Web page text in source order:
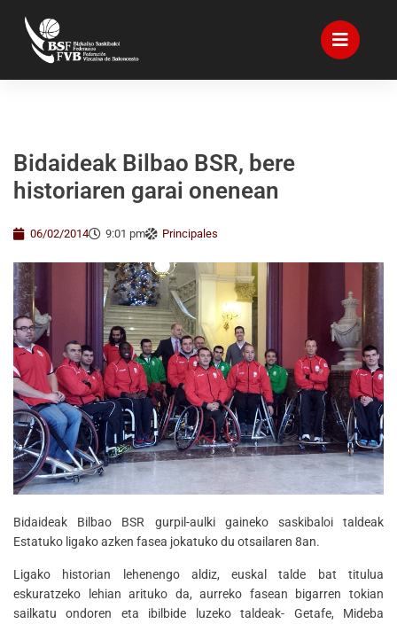
Bidaideak Bilbao BSR, bere
historiaren garai onenean
06/02/2014 9:01 pm Principales
Bidaideak Bilbao BSR gurpil-aulki gaineko saskibaloi taldeak
Estatuko ligako azken fasea jokatuko du otsailaren 8an.
Ligako historian lehenengo aldiz, euskal talde bat titulua
eskuratzeko lehian arituko da, aurreko fasean bigarren tokian
sailkatu ondoren eta ibilbide luzeko taldeak- Getafe, Mideba